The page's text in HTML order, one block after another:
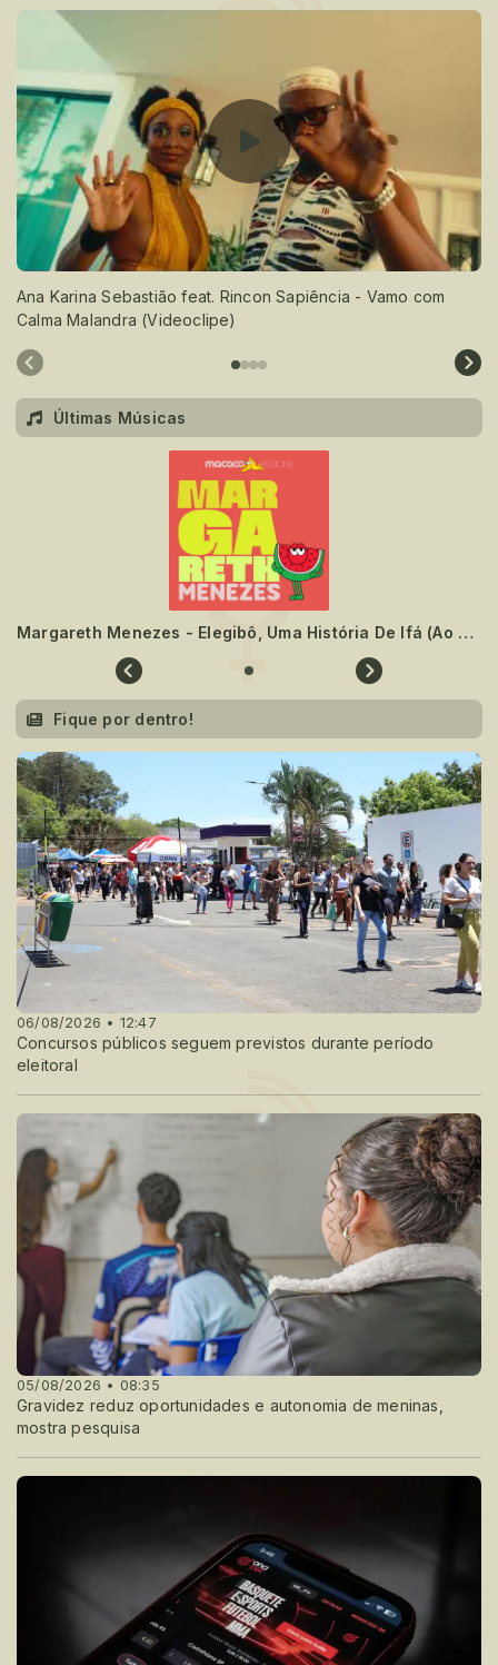
Ana Karina Sebastião feat. Rincon Sapiência - Vamo com
Calma Malandra (Videoclipe)
Últimas Músicas
Margareth Menezes - Elegibô, Uma História De Ifá (Ao Vivo)
Fique por dentro!
06/08/2026 • 12:47
Concursos públicos seguem previstos durante período
eleitoral
05/08/2026 • 08:35
Gravidez reduz oportunidades e autonomia de meninas,
mostra pesquisa